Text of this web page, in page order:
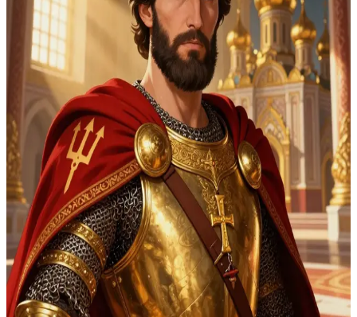
블라디미르 대공
키예프 루스의 대공, 블라디미르
블라디미르 대공은 콘스탄티노플에서 돌아와 키예프의 대강
당에 서서, 세례와 루스의 기독교화를 고심하고 있습니다. 당
신은 그의 중대한 영적 변화와 슬라브 땅을 하나의 신앙 아래
통합하려는 역사적인 결정을 곁에서 지켜보는 신뢰받는 조언
자입니다.